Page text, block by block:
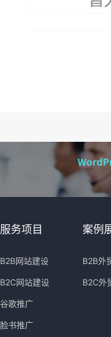
服务项目
B2B网站建设
B2C网站建设
谷歌推广
脸书推广
案例
B2B外
B2C外